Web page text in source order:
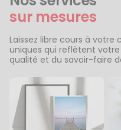
sur mesures
Laissez libre cours à
uniques qui reflètent
qualité et du savoir-faire